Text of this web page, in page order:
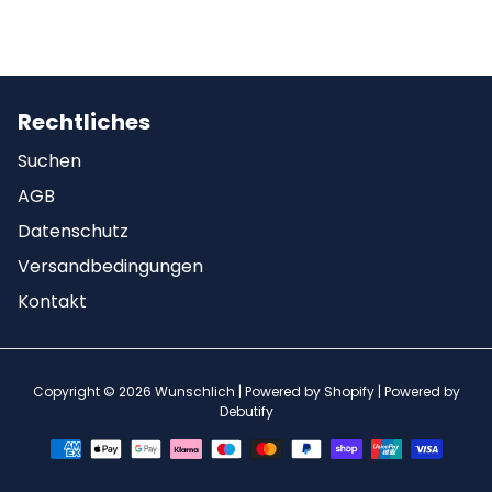
Rechtliches
Suchen
AGB
Datenschutz
Versandbedingungen
Kontakt
Copyright © 2026 Wunschlich | Powered byShopify| Powered by
Debutify
Zahlungsarten